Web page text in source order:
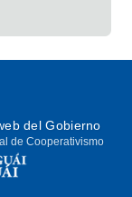
del Gobierno
de Cooperativismo